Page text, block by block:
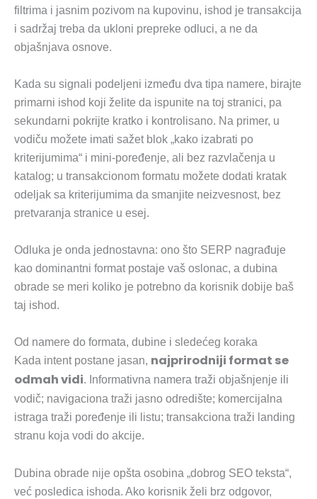
filtrima i jasnim pozivom na kupovinu, ishod je transakcija
i sadržaj treba da ukloni prepreke odluci, a ne da
objašnjava osnove.
Kada su signali podeljeni između dva tipa namere, birajte
primarni ishod koji želite da ispunite na toj stranici, pa
sekundarni pokrijte kratko i kontrolisano. Na primer, u
vodiču možete imati sažet blok „kako izabrati po
kriterijumima“ i mini-poređenje, ali bez razvlačenja u
katalog; u transakcionom formatu možete dodati kratak
odeljak sa kriterijumima da smanjite neizvesnost, bez
pretvaranja stranice u esej.
Odluka je onda jednostavna: ono što SERP nagrađuje
kao dominantni format postaje vaš oslonac, a dubina
obrade se meri koliko je potrebno da korisnik dobije baš
taj ishod.
Od namere do formata, dubine i sledećeg koraka
Kada intent postane jasan, najprirodniji format se
odmah vidi. Informativna namera traži objašnjenje ili
vodič; navigaciona traži jasno odredište; komercijalna
istraga traži poređenje ili listu; transakciona traži landing
stranu koja vodi do akcije.
Dubina obrade nije opšta osobina „dobrog SEO teksta“,
već posledica ishoda. Ako korisnik želi brz odgovor,